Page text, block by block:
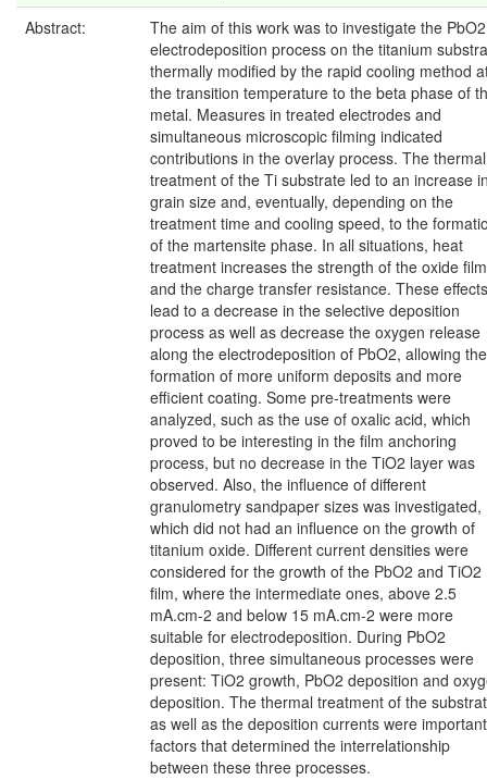
Abstract:
The aim of this work was to investigate the PbO2
electrodeposition process on the titanium
thermally modified by the rapid cooling method
the transition temperature to the beta phase of
metal. Measures in treated electrodes and
simultaneous microscopic filming indicated
contributions in the overlay process. The thermal
treatment of the Ti substrate led to an increase
grain size and, eventually, depending on the
treatment time and cooling speed, to the
of the martensite phase. In all situations, heat
treatment increases the strength of the oxide film
and the charge transfer resistance. These effects
lead to a decrease in the selective deposition
process as well as decrease the oxygen release
along the electrodeposition of PbO2, allowing the
formation of more uniform deposits and more
efficient coating. Some pre-treatments were
analyzed, such as the use of oxalic acid, which
proved to be interesting in the film anchoring
process, but no decrease in the TiO2 layer was
observed. Also, the influence of different
granulometry sandpaper sizes was investigated,
which did not had an influence on the growth of
titanium oxide. Different current densities were
considered for the growth of the PbO2 and TiO2
film, where the intermediate ones, above 2.5
mA.cm-2 and below 15 mA.cm-2 were more
suitable for electrodeposition. During PbO2
deposition, three simultaneous processes were
present: TiO2 growth, PbO2 deposition and
deposition. The thermal treatment of the
as well as the deposition currents were important
factors that determined the interrelationship
between these three processes.